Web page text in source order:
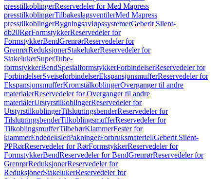
presstilkoblingerReservedeler for Med Mapress
presstilkoblingerTilbakeslagsventilerMed Mapress
presstilkoblingerBygningsavløpssystemerGeberit Silent-
db20RørFormstykkerReservedeler for
FormstykkerBendGrenrørReservedeler for
GrenrørReduksjonerStakelukerReservedeler for
StakelukerSuperTube-
formstykkerBendSpesialformstykkerForbindelserReservedeler for
ForbindelserSveiseforbindelserEkspansjonsmufferReservedeler for
EkspansjonsmufferKromstålkoblingerOverganger til andre
materialerReservedeler for Overganger til andre
materialerUtstyrstilkoblingerReservedeler for
UtstyrstilkoblingerTilslutningsbenderReservedeler for
TilslutningsbenderTilkoblingsmufferReservedeler for
TilkoblingsmufferTilbehørKlammerFester for
klammerEndedekslerPakningerForbruksmateriellGeberit Silent-
PPRørReservedeler for RørFormstykkerReservedeler for
FormstykkerBendReservedeler for BendGrenrørReservedeler for
GrenrørReduksjonerReservedeler for
ReduksjonerStakelukerReservedeler for